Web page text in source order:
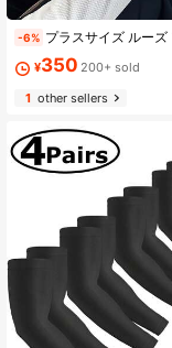
-6% プラスサイズ ルーズ アイスシルク UVカット アームカ
¥350 200+ sold
1other sellers